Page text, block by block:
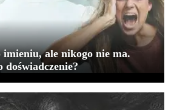
imieniu, ale nikogo nie ma.
doświadczenie?